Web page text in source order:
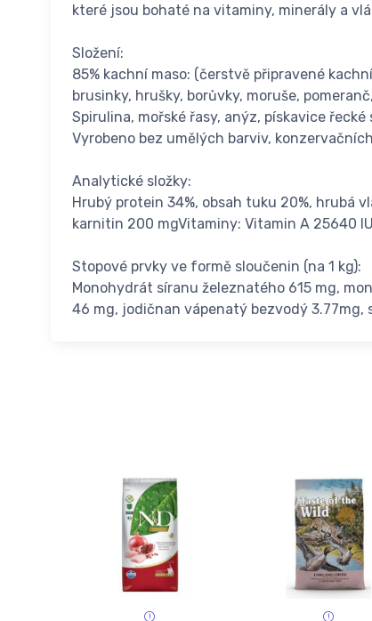
které jsou bohaté na vitaminy, minerály a
Složení:
85% kachní maso: (čerstvě připravené
brusinky, hrušky, borůvky, moruše,
Spirulina, mořské řasy, anýz, pískavice
Vyrobeno bez umělých barviv,
Analytické složky:
Hrubý protein 34%, obsah tuku 20%, hrubá
karnitin 200 mgVitaminy: Vitamin A 25640
Stopové prvky ve formě sloučenin (na 1 kg):
Monohydrát síranu železnatého 615 mg,
46 mg, jodičnan vápenatý bezvodý 3.77mg,